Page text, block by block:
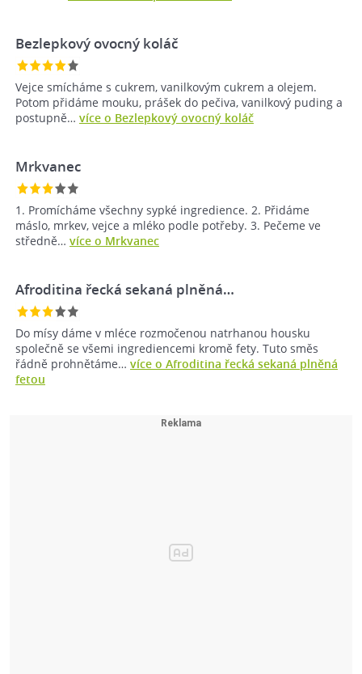
Bezlepkový ovocný koláč
Vejce smícháme s cukrem, vanilkovým cukrem a olejem.
Potom přidáme mouku, prášek do pečiva, vanilkový puding a
postupně… více o Bezlepkový ovocný koláč
Mrkvanec
1. Promícháme všechny sypké ingredience. 2. Přidáme
máslo, mrkev, vejce a mléko podle potřeby. 3. Pečeme ve
středně… více o Mrkvanec
Afroditina řecká sekaná plněná…
Do mísy dáme v mléce rozmočenou natrhanou housku
společně se všemi ingrediencemi kromě fety. Tuto směs
řádně prohnětáme… více o Afroditina řecká sekaná plněná
fetou